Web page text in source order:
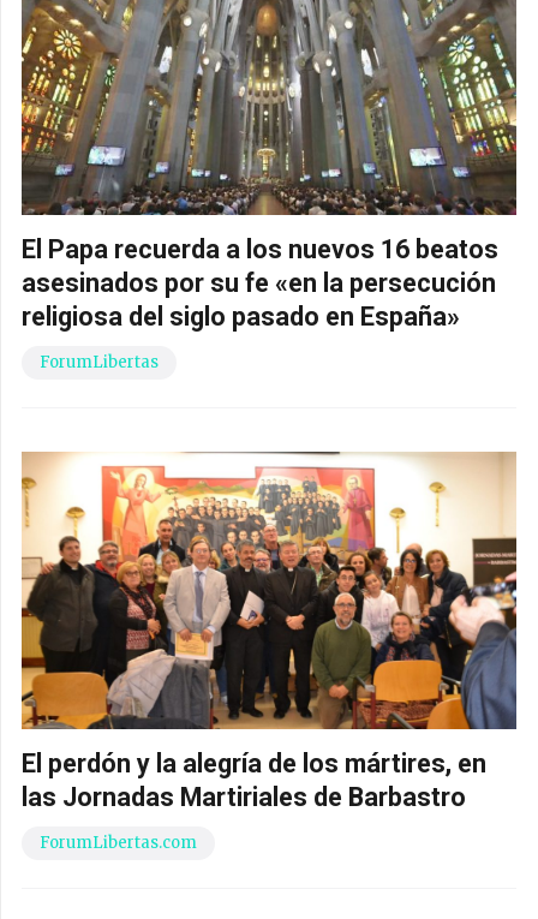
El Papa recuerda a los nuevos 16 beatos
asesinados por su fe «en la persecución
religiosa del siglo pasado en España»
ForumLibertas
El perdón y la alegría de los mártires, en
las Jornadas Martiriales de Barbastro
ForumLibertas.com